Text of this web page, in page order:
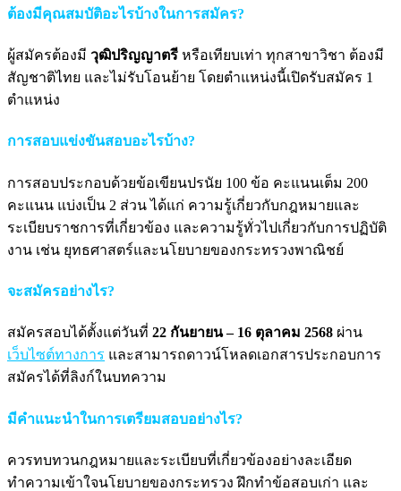
ต้องมีคุณสมบัติอะไรบ้างในการสมัคร?
ผู้สมัครต้องมี วุฒิปริญญาตรี หรือเทียบเท่า ทุกสาขาวิชา ต้องมี
สัญชาติไทย และไม่รับโอนย้าย โดยตำแหน่งนี้เปิดรับสมัคร 1
ตำแหน่ง
การสอบแข่งขันสอบอะไรบ้าง?
การสอบประกอบด้วยข้อเขียนปรนัย 100 ข้อ คะแนนเต็ม 200
คะแนน แบ่งเป็น 2 ส่วน ได้แก่ ความรู้เกี่ยวกับกฎหมายและ
ระเบียบราชการที่เกี่ยวข้อง และความรู้ทั่วไปเกี่ยวกับการปฏิบัติ
งาน เช่น ยุทธศาสตร์และนโยบายของกระทรวงพาณิชย์
จะสมัครอย่างไร?
สมัครสอบได้ตั้งแต่วันที่ 22 กันยายน – 16 ตุลาคม 2568 ผ่าน
เว็บไซต์ทางการ และสามารถดาวน์โหลดเอกสารประกอบการ
สมัครได้ที่ลิงก์ในบทความ
มีคำแนะนำในการเตรียมสอบอย่างไร?
ควรทบทวนกฎหมายและระเบียบที่เกี่ยวข้องอย่างละเอียด
ทำความเข้าใจนโยบายของกระทรวง ฝึกทำข้อสอบเก่า และ